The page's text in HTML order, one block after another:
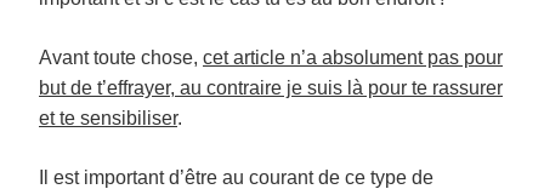
Avant toute chose, cet article n’a absolument pas pour
but de t’effrayer, au contraire je suis là pour te rassurer
et te sensibiliser.
Il est important d’être au courant de ce type de